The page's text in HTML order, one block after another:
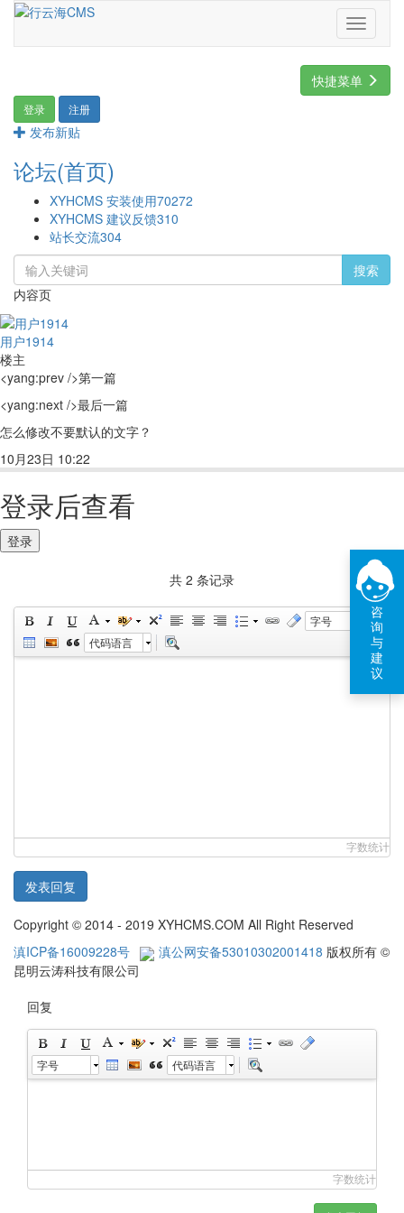
Toggle
快捷菜单
登录 注册
发布新贴
论坛(首页)
XYHCMS 安装使用70272
XYHCMS 建议反馈310
站长交流304
搜索
内容页
用户1914
楼主
<yang:prev />第一篇
<yang:next />最后一篇
怎么修改不要默认的文字？
10月23日 10:22
登录后查看
登录
共 2 条记录
字号
代码语言
字数统计
发表回复
Copyright © 2014 - 2019 XYHCMS.COM All Right Reserved
滇ICP备16009228号
滇公网安备53010302001418 版权所有 ©
昆明云涛科技有限公司
回复
字号 代码语言
字数统计
咨
询
与
建
议